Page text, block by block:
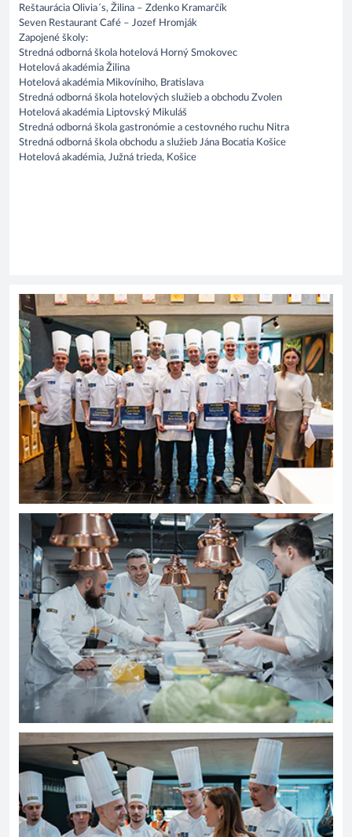
Reštaurácia Olivia´s, Žilina – Zdenko Kramarčík
Seven Restaurant Café – Jozef Hromják
Zapojené školy:
Stredná odborná škola hotelová Horný Smokovec
Hotelová akadémia Žilina
Hotelová akadémia Mikovíniho, Bratislava
Stredná odborná škola hotelových služieb a obchodu Zvolen
Hotelová akadémia Liptovský Mikuláš
Stredná odborná škola gastronómie a cestovného ruchu Nitra
Stredná odborná škola obchodu a služieb Jána Bocatia Košice
Hotelová akadémia, Južná trieda, Košice